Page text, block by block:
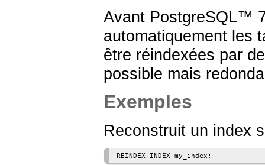
Avant PostgreSQL™
automatiquement les
être réindexées par
possible mais
Exemples
Reconstruit un index